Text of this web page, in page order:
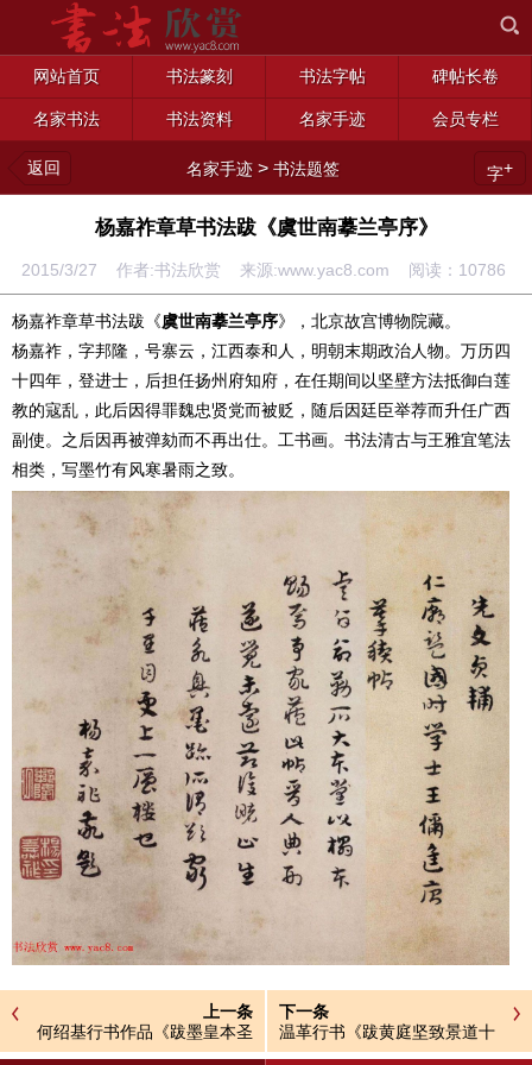
网站首页 书法篆刻 书法字帖 碑帖长卷
名家书法 书法资料 名家手迹 会员专栏
返回 名家手迹 >书法题签 字+
杨嘉祚章草书法跋《虞世南摹兰亭序》
2015/3/27 作者:书法欣赏 来源:www.yac8.com 阅读： 10786
杨嘉祚章草书法跋《虞世南摹兰亭序》，北京故宫博物院藏。
杨嘉祚，字邦隆，号寨云，江西泰和人，明朝末期政治人物。万历四
十四年，登进士，后担任扬州府知府，在任期间以坚壁方法抵御白莲
教的寇乱，此后因得罪魏忠贤党而被贬，随后因廷臣举荐而升任广西
副使。之后因再被弹劾而不再出仕。工书画。书法清古与王雅宜笔法
相类，写墨竹有风寒暑雨之致。
上一条
何绍基行书作品《跋墨皇本圣
教序》
下一条
温革行书《跋黄庭坚致景道十
七使君尺牍》